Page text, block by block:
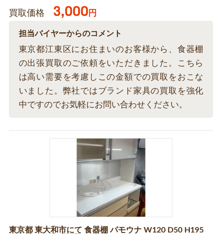
買取価格 3,000円
担当バイヤーからのコメント
東京都江東区にお住まいのお客様から、食器棚
の出張買取のご依頼をいただきました。こちら
は高い需要を考慮しこの金額での買取をおこな
いました。弊社ではブランド家具の買取を強化
中ですのでお気軽にお問い合わせください。
東京都 東大和市にて 食器棚 パモウナ W120 D50 H195